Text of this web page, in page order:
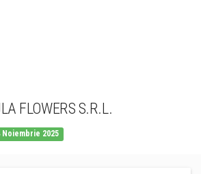
FLOWERS S.R.L.
Noiembrie 2025